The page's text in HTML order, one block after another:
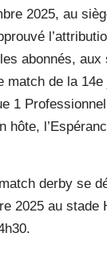
2025, au
abonnés, aux
match de la 14e
1
hôte,
derby se
2025 au stade